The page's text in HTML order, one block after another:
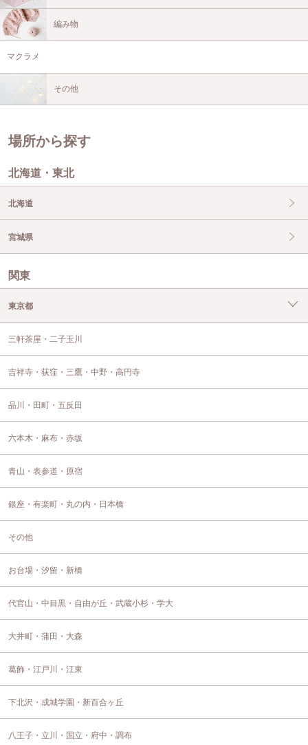
編み物
マクラメ
その他
場所から探す
北海道・東北
北海道
宮城県
関東
東京都
三軒茶屋・二子玉川
吉祥寺・荻窪・三鷹・中野・高円寺
品川・田町・五反田
六本木・麻布・赤坂
青山・表参道・原宿
銀座・有楽町・丸の内・日本橋
その他
お台場・汐留・新橋
代官山・中目黒・自由が丘・武蔵小杉・学大
大井町・蒲田・大森
葛飾・江戸川・江東
下北沢・成城学園・新百合ヶ丘
八王子・立川・国立・府中・調布